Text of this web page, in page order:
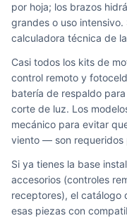
por hoja; los brazos
grandes o uso
calculadora técnica de
Casi todos los kits de
control remoto y
batería de respaldo
corte de luz. Los
mecánico para evitar
viento — son requeridos
Si ya tienes la base
accesorios (controles
receptores), el catálogo
esas piezas con